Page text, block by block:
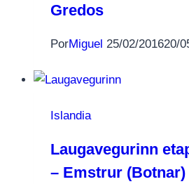
Gredos
PorMiguel 25/02/201620/
Islandia
Laugavegurinn
– Emstrur (Botnar)